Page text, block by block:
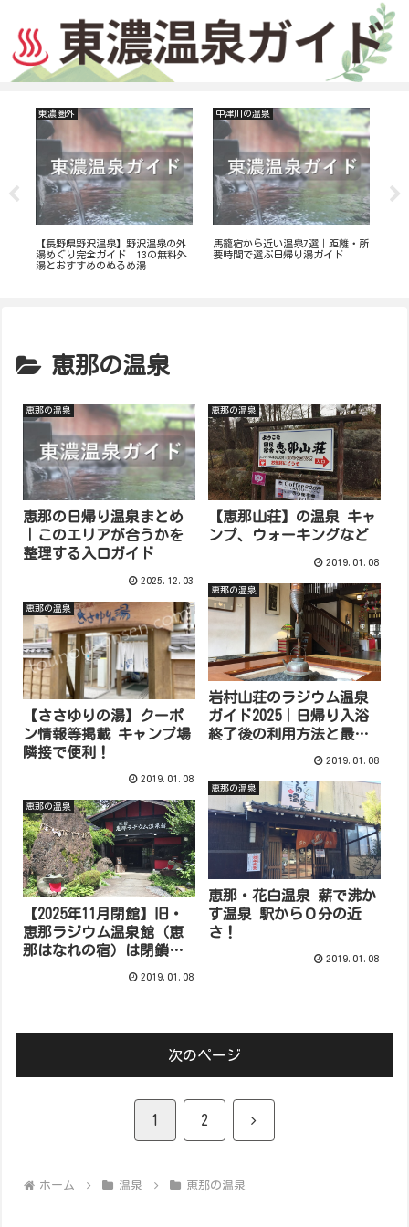
東濃圏外
【長野県野沢温泉】野沢温泉の外
湯めぐり完全ガイド｜13の無料外
湯とおすすめのぬるめ湯
中津川の温泉
馬籠宿から近い温泉7選｜距離・所
要時間で選ぶ日帰り湯ガイド
恵那の温泉
恵那の温泉
恵那の日帰り温泉まとめ
｜このエリアが合うかを
整理する入口ガイド
2025.12.03
恵那の温泉
【恵那山荘】の温泉 キャ
ンプ、ウォーキングなど
2019.01.08
恵那の温泉
岩村山荘のラジウム温泉
ガイド2025｜日帰り入浴
終了後の利用方法と最新
2019.01.08
恵那の温泉
【ささゆりの湯】クーポ
ン情報等掲載 キャンプ場
隣接で便利！
2019.01.08
恵那の温泉
恵那・花白温泉 薪で沸か
す温泉 駅から０分の近
さ！
2019.01.08
恵那の温泉
【2025年11月閉館】旧・
恵那ラジウム温泉館（恵
那はなれの宿）は閉鎖。
2019.01.08
次のページ
1 2 次
ホーム 温泉 恵那の温泉